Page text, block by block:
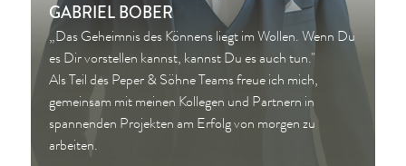
GABRIEL BOBER
„Das Geheimnis des Könnens liegt im Wollen. Wenn Du
es Dir vorstellen kannst, kannst Du es auch tun."
Als Teil des Peper & Söhne Teams freue ich mich,
gemeinsam mit meinen Kollegen und Partnern in
spannenden Projekten am Erfolg von morgen zu
arbeiten.